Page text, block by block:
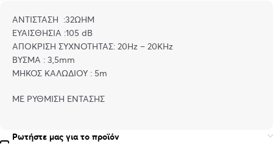
ΑΝΤΙΣΤΑΣΗ :32ΩHM
ΕΥΑΙΣΘΗΣΙΑ :105 dB
ΑΠΟΚΡΙΣΗ ΣΥΧΝΟΤΗΤΑΣ: 20Hz – 20KHz
ΒΥΣΜΑ : 3,5mm
ΜΗΚΟΣ ΚΑΛΩΔΙΟΥ : 5m
ΜΕ ΡΥΘΜΙΣΗ ΕΝΤΑΣΗΣ
Ρωτήστε μας για το προϊόν